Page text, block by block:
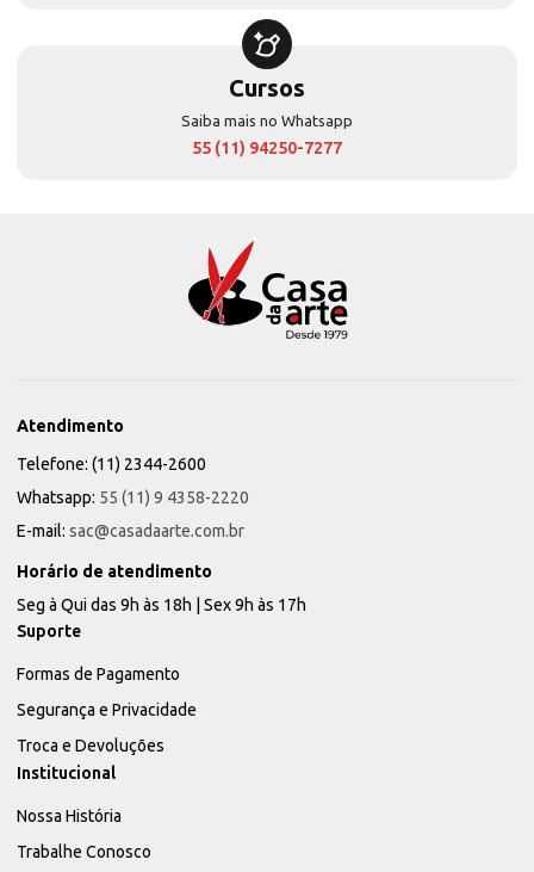
Cursos
Saiba mais no Whatsapp
55 (11) 94250-7277
Atendimento
Telefone: (11) 2344-2600
Whatsapp: 55 (11) 9 4358-2220
E-mail: sac@casadaarte.com.br
Horário de atendimento
Seg à Qui das 9h às 18h | Sex 9h às 17h
Suporte
Formas de Pagamento
Segurança e Privacidade
Troca e Devoluções
Institucional
Nossa História
Trabalhe Conosco